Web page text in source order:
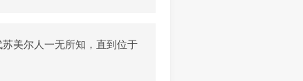
美尔人一无所知，直到位于